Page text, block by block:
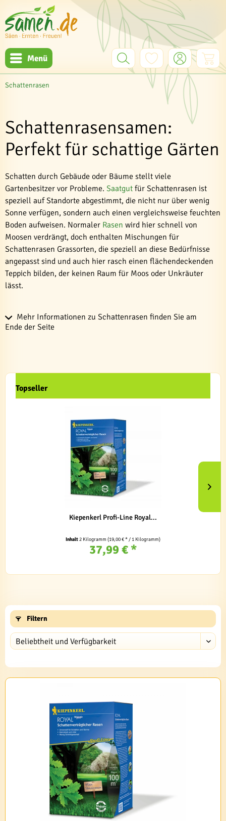
Menü
Schattenrasen
Schattenrasensamen:
Perfekt für schattige Gärten
Schatten durch Gebäude oder Bäume stellt viele
Gartenbesitzer vor Probleme. Saatgut für Schattenrasen ist
speziell auf Standorte abgestimmt, die nicht nur über wenig
Sonne verfügen, sondern auch einen vergleichsweise feuchten
Boden aufweisen. Normaler Rasen wird hier schnell von
Moosen verdrängt, doch enthalten Mischungen für
Schattenrasen Grassorten, die speziell an diese Bedürfnisse
angepasst sind und auch hier rasch einen flächendeckenden
Teppich bilden, der keinen Raum für Moos oder Unkräuter
lässt.
Mehr Informationen zu Schattenrasen finden Sie am
Ende der Seite
Topseller
Kiepenkerl Profi-Line Royal...
Inhalt2 Kilogramm(19,00 € * / 1 Kilogramm)
37,99 € *
Filtern